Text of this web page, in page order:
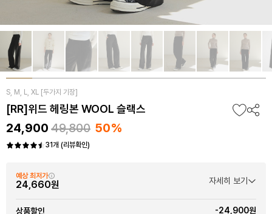
S, M, L, XL [두가지 기장]
[RR]위드 헤링본 WOOL 슬랙스
24,900 49,800 50%
31개 (리뷰확인)
예상 최저가
24,660원 자세히 보기
상품할인 -24,900원